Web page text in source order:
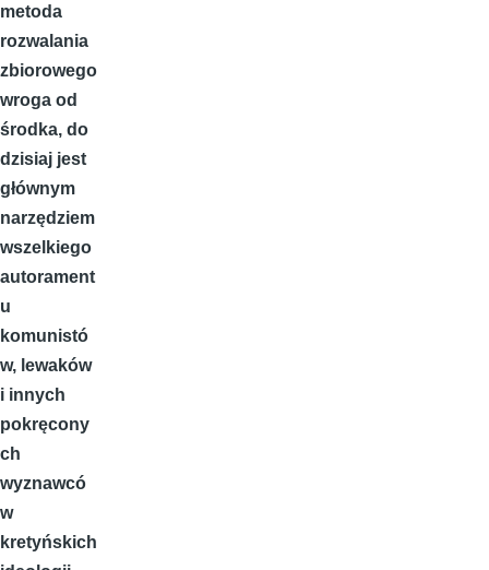
metoda
rozwalania
zbiorowego
wroga od
środka, do
dzisiaj jest
głównym
narzędziem
wszelkiego
autorament
u
komunistó
w, lewaków
i innych
pokręcony
ch
wyznawcó
w
kretyńskich